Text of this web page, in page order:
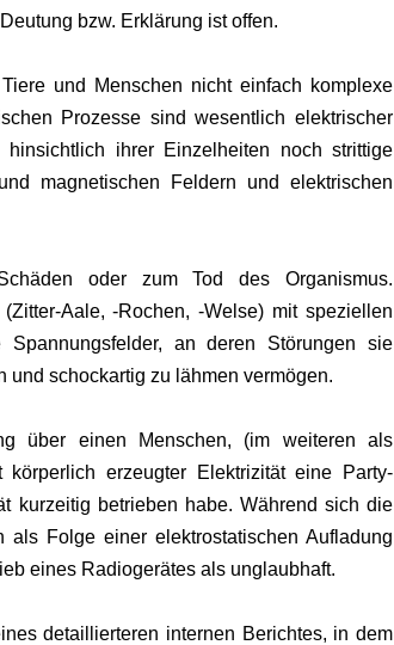
bzw. Erklärung ist offen.
und Menschen nicht einfach komplexe
Prozesse sind wesentlich elektrischer
ihrer Einzelheiten noch strittige
magnetischen Feldern und elektrischen
oder zum Tod des Organismus.
Aale, -Rochen, -Welse) mit speziellen
an deren Störungen sie
und schockartig zu lähmen vermögen.
über einen Menschen, (im weiteren als
erzeugter Elektrizität eine Party-
kurzeitig betrieben habe. Während sich die
Folge einer elektrostatischen Aufladung
eines Radiogerätes als unglaubhaft.
detaillierteren internen Berichtes, in dem